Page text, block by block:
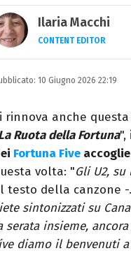
Ilaria Macchi
CONTENT EDITOR
Laureata in
moda, dove
10 Giugno 2026 22:19
rinnova anche
Ruota della Fortuna",
Fortuna Five
volta: "Gli U2,
testo della canzone -.
sintonizzati su
serata insieme,
diamo il benvenuti a